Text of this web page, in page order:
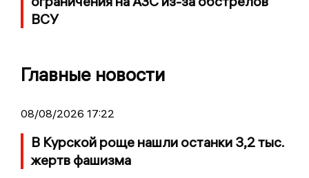
ВСУ
Главные новости
08/08/2026 17:22
В Курской роще нашли останки 3,2 тыс.
жертв фашизма